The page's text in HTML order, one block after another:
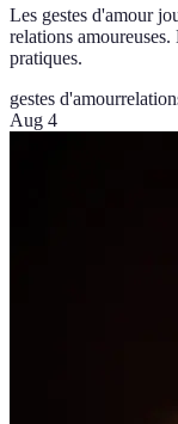
Les gestes d'amour
relations
pratiques.
gestes d'amour
Aug 4